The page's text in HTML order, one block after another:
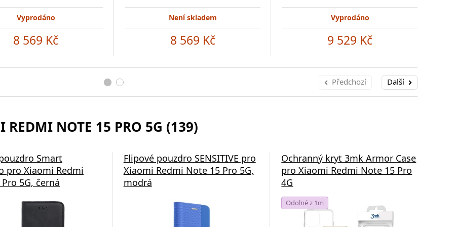
Vyprodáno
8 569 Kč
Není skladem
8 569 Kč
Vyprodáno
9 529 Kč
Předchozí Další
REDMI NOTE 15 PRO 5G (139)
Smart
pro Xiaomi Redmi
5G, černá
Flipové pouzdro SENSITIVE pro
Xiaomi Redmi Note 15 Pro 5G,
modrá
Ochranný kryt 3mk Armor Case
pro Xiaomi Redmi Note 15 Pro
4G
Odolné z 1m